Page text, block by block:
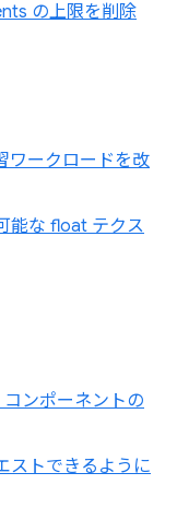
の上限を削除
ワークロードを改
能な float テクス
ンポーネントの
ストできるように